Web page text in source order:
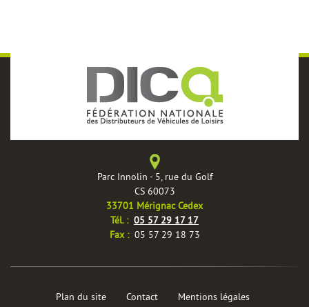
Parc Innolin - 5, rue du Golf
CS 60073
33701 Mérignac Cedex
Tél. : 05 57 29 17 17
Fax :05 57 29 18 73
Plan du site Contact Mentions légales